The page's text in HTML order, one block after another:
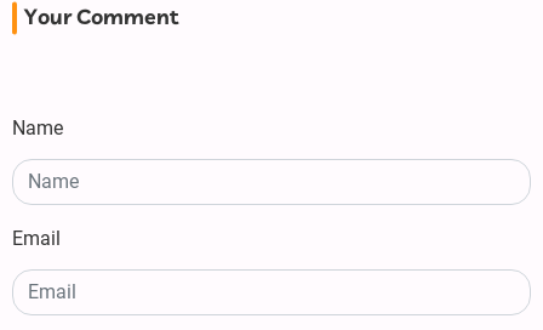
Your Comment
Name
Email